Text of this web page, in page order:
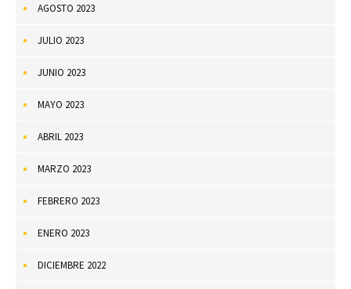
AGOSTO 2023
JULIO 2023
JUNIO 2023
MAYO 2023
ABRIL 2023
MARZO 2023
FEBRERO 2023
ENERO 2023
DICIEMBRE 2022